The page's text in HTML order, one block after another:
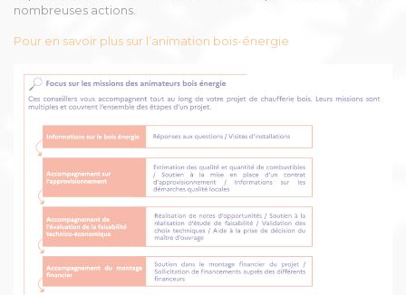
nombreuses actions.
Pour en savoir plus sur l’animation bois-énergie